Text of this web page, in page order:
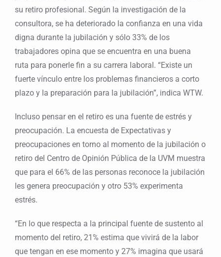
su retiro profesional. Según la investigación de la
consultora, se ha deteriorado la confianza en una vida
digna durante la jubilación y sólo 33% de los
trabajadores opina que se encuentra en una buena
ruta para ponerle fin a su carrera laboral. “Existe un
fuerte vínculo entre los problemas financieros a corto
plazo y la preparación para la jubilación”, indica WTW.
Incluso pensar en el retiro es una fuente de estrés y
preocupación. La encuesta de Expectativas y
preocupaciones en torno al momento de la jubilación o
retiro del Centro de Opinión Pública de la UVM muestra
que para el 66% de las personas reconoce la jubilación
les genera preocupación y otro 53% experimenta
estrés.
“En lo que respecta a la principal fuente de sustento al
momento del retiro, 21% estima que vivirá de la labor
que tengan en ese momento y 27% imagina que usará